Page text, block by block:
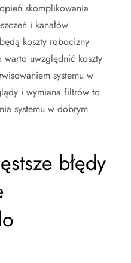
skomplikowania
i kanałów
koszty robocizny
warto uwzględnić koszty
systemu w
i wymiana filtrów to
systemu w dobrym
błędy